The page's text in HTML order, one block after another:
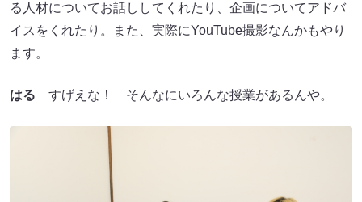
る人材についてお話ししてくれたり、企画についてアドバ
イスをくれたり。また、実際にYouTube撮影なんかもやり
ます。
はる すげえな！ そんなにいろんな授業があるんや。